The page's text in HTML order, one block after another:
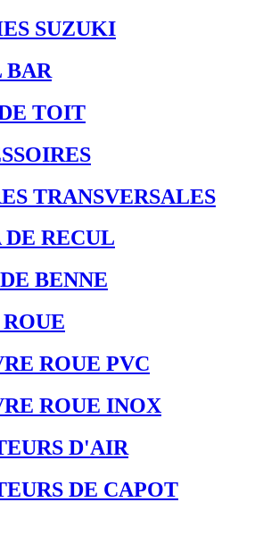
SUZUKI
BAR
TOIT
TRANSVERSALES
RECUL
BENNE
ROUE PVC
ROUE INOX
D'AIR
DE CAPOT